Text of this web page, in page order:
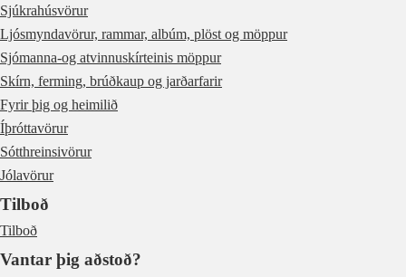
Sjúkrahúsvörur
Ljósmyndavörur, rammar, albúm, plöst og möppur
Sjómanna-og atvinnuskírteinis möppur
Skírn, ferming, brúðkaup og jarðarfarir
Fyrir þig og heimilið
Íþróttavörur
Sótthreinsivörur
Jólavörur
Tilboð
Tilboð
Vantar þig aðstoð?